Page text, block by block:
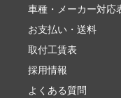
車種・メーカー対応
お支払い・送料
取付工賃表
採用情報
よくある質問